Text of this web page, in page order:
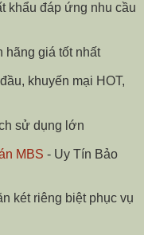
khẩu đáp ứng nhu cầu
hãng giá tốt nhất
khuyến mại HOT,
sử dụng lớn
MBS - Uy Tín Bảo
két riêng biệt phục vụ